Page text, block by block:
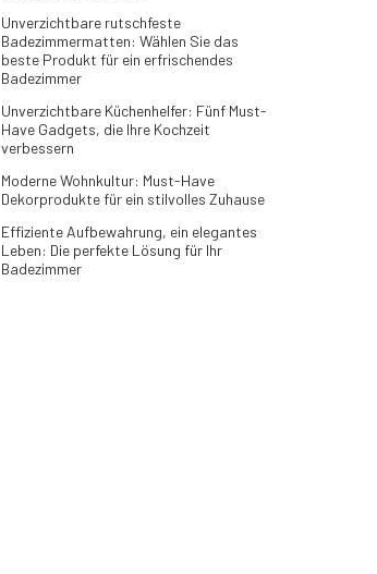
Unverzichtbare rutschfeste
Badezimmermatten: Wählen Sie das
beste Produkt für ein erfrischendes
Badezimmer
Unverzichtbare Küchenhelfer: Fünf Must-
Have Gadgets, die Ihre Kochzeit
verbessern
Moderne Wohnkultur: Must-Have
Dekorprodukte für ein stilvolles Zuhause
Effiziente Aufbewahrung, ein elegantes
Leben: Die perfekte Lösung für Ihr
Badezimmer